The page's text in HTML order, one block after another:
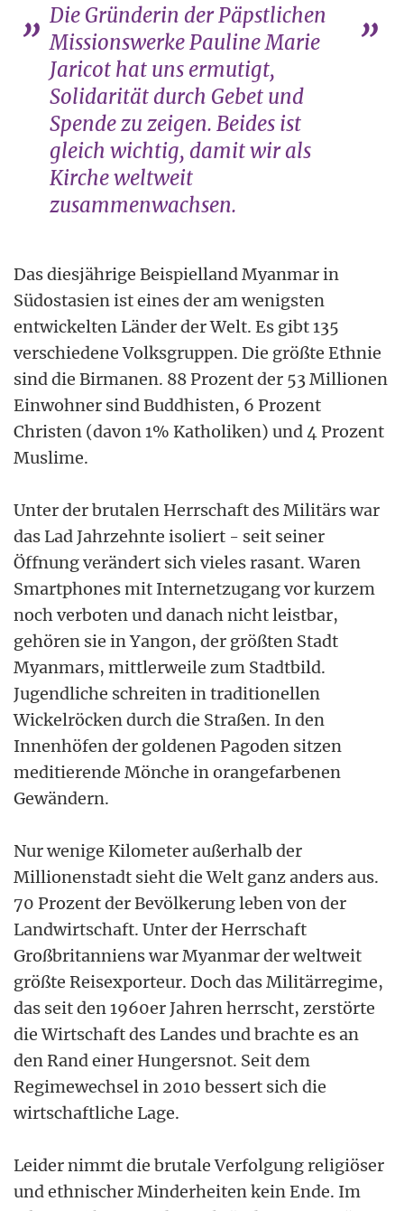
Die Gründerin der Päpstlichen
Missionswerke Pauline Marie
Jaricot hat uns ermutigt,
Solidarität durch Gebet und
Spende zu zeigen. Beides ist
gleich wichtig, damit wir als
Kirche weltweit
zusammenwachsen.
Das diesjährige Beispielland Myanmar in
Südostasien ist eines der am wenigsten
entwickelten Länder der Welt. Es gibt 135
verschiedene Volksgruppen. Die größte Ethnie
sind die Birmanen. 88 Prozent der 53 Millionen
Einwohner sind Buddhisten, 6 Prozent
Christen (davon 1% Katholiken) und 4 Prozent
Muslime.
Unter der brutalen Herrschaft des Militärs war
das Lad Jahrzehnte isoliert - seit seiner
Öffnung verändert sich vieles rasant. Waren
Smartphones mit Internetzugang vor kurzem
noch verboten und danach nicht leistbar,
gehören sie in Yangon, der größten Stadt
Myanmars, mittlerweile zum Stadtbild.
Jugendliche schreiten in traditionellen
Wickelröcken durch die Straßen. In den
Innenhöfen der goldenen Pagoden sitzen
meditierende Mönche in orangefarbenen
Gewändern.
Nur wenige Kilometer außerhalb der
Millionenstadt sieht die Welt ganz anders aus.
70 Prozent der Bevölkerung leben von der
Landwirtschaft. Unter der Herrschaft
Großbritanniens war Myanmar der weltweit
größte Reisexporteur. Doch das Militärregime,
das seit den 1960er Jahren herrscht, zerstörte
die Wirtschaft des Landes und brachte es an
den Rand einer Hungersnot. Seit dem
Regimewechsel in 2010 bessert sich die
wirtschaftliche Lage.
Leider nimmt die brutale Verfolgung religiöser
und ethnischer Minderheiten kein Ende. Im